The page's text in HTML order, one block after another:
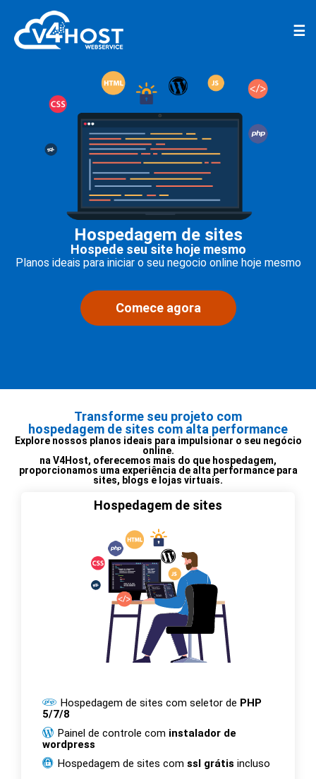
☰
Hospedagem de sites
Hospede seu site hoje mesmo
Planos ideais para iniciar o seu negocio online hoje mesmo
Comece agora
Transforme seu projeto com
hospedagem de sites com alta performance
Explore nossos planos ideais para impulsionar o seu negócio
online.
na V4Host, oferecemos mais do que hospedagem,
proporcionamos uma experiência de alta performance para
sites, blogs e lojas virtuais.
Hospedagem de sites
Hospedagem de sites com seletor de PHP
5/7/8
Painel de controle com instalador de
wordpress
Hospedagem de sites comssl grátis incluso